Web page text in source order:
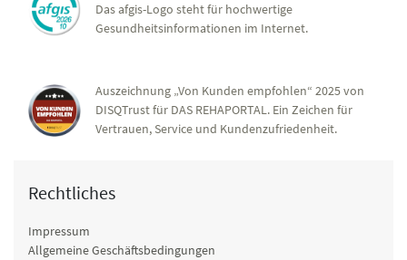
Das afgis-Logo steht für hochwertige
Gesundheitsinformationen im Internet.
Auszeichnung „Von Kunden empfohlen“ 2025 von
DISQTrust für DAS REHAPORTAL. Ein Zeichen für
Vertrauen, Service und Kundenzufriedenheit.
Rechtliches
Impressum
Allgemeine Geschäftsbedingungen